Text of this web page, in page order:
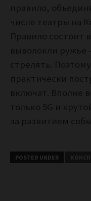
правило,
числе театры на
Правило состоит
выволокли ружье
стрелять.
практически
включат. Вполне
только 5G и
за развитием
POSTED UNDER